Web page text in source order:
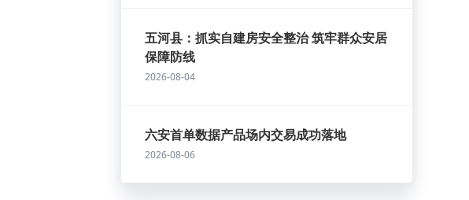
五河县：抓实自建房安全整治 筑牢群众安居
保障防线
2026-08-04
六安首单数据产品场内交易成功落地
2026-08-06